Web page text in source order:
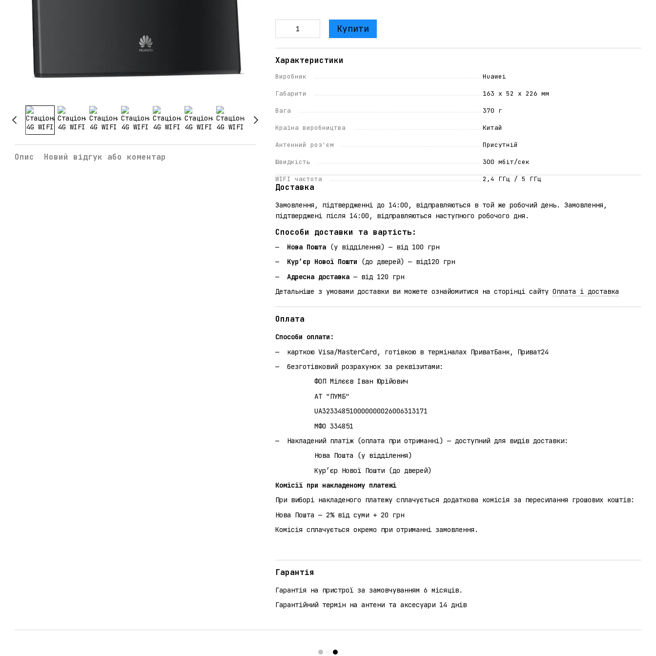
Опис Новий відгук або коментар
Купити
Характеристики
Виробник Huawei
Габарити 163 х 52 х 226 мм
Вага 370 г
Країна виробництва Китай
Антенний роз'єм Присутній
Швидкість 300 мбіт/сек
WIFI частота 2,4 ГГц / 5 ГГц
Доставка
Замовлення, підтвердженні до 14:00, відправляються в той же робочий день. Замовлення,
підтверджені після 14:00, відправляються наступного робочого дня.
Способи доставки та вартість:
Нова Пошта(у відділення) — від 100 грн
Кур’єр Нової Пошти (до дверей) — від120 грн
Адресна доставка— від 120 грн
Детальніше з умовами доставки ви можете ознайомитися на сторінці сайту Оплата і доставка
Оплата
Способи оплати:
карткою Visa/MasterCard, готівкою в терміналах ПриватБанк, Приват24
безготівковий розрахунок за реквізитами:
ФОП Мілєєв Іван Юрійович
АТ "ПУМБ"
UA323348510000000026006313171
МФО 334851
Накладений платіж (оплата при отриманні) — доступний для видів доставки:
Нова Пошта (у відділення)
Кур’єр Нової Пошти (до дверей)
Комісії при накладеному платежі
При виборі накладеного платежу сплачується додаткова комісія за пересилання грошових коштів:
Нова Пошта — 2% від суми + 20 грн
Комісія сплачується окремо при отриманні замовлення.
Гарантія
Гарантія на пристрої за замовчуванням 6 місяців.
Гарантійний термін на антени та аксесуари 14 днів